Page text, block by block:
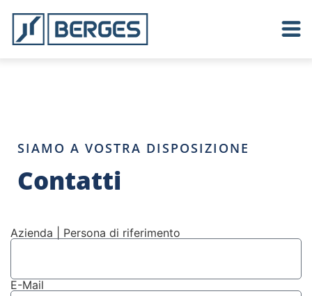
SIAMO A VOSTRA DISPOSIZIONE
Contatti
Azienda | Persona di riferimento
E-Mail